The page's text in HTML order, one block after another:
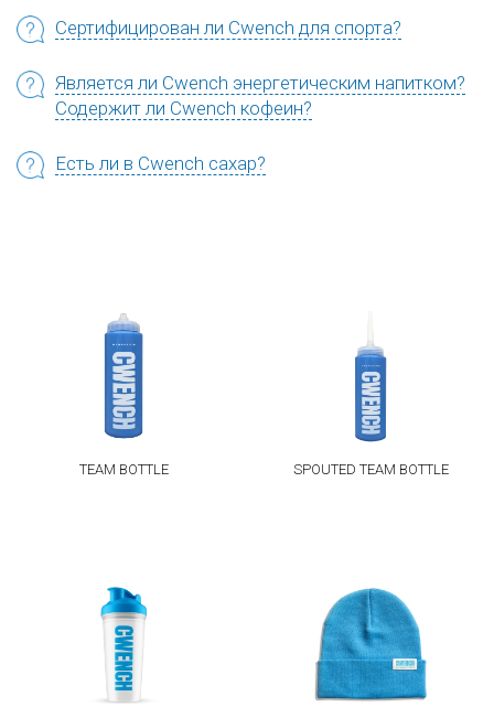
Сертифицирован ли Cwench для спорта?
Является ли Cwench энергетическим напитком?
Содержит ли Cwench кофеин?
Есть ли в Cwench сахар?
TEAM BOTTLE SPOUTED TEAM BOTTLE